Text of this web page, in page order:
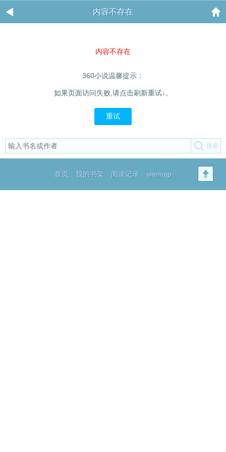
内容不存在
内容不存在
360小说温馨提示：
如果页面访问失败,请点击刷新重试↓。
重试
首页 我的书架 阅读记录 sitemap